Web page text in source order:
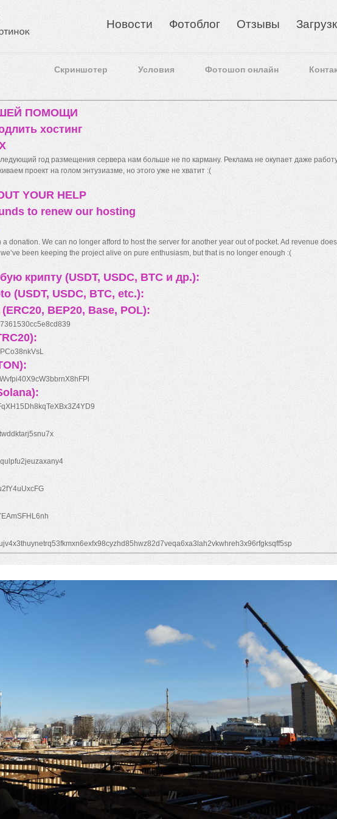
Новости Фотоблог Отзывы
Скриншотер Условия Фотошоп онлайн
ПОМОЩИ
хостинг
год размещения сервера нам больше не по карману. Реклама не окупает даже
проект на голом энтузиазме, но этого уже не хватит :(
YOUR HELP
to renew our hosting
donation. We can no longer afford to host the server for another year out of pocket. Ad revenue
been keeping the project alive on pure enthusiasm, but that is no longer enough :(
крипту (USDT, USDC, BTC и др.):
(USDT, USDC, BTC, etc.):
BEP20, Base, POL):